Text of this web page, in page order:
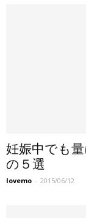
妊娠中でも
の５選
lovemo - 2015/06/12